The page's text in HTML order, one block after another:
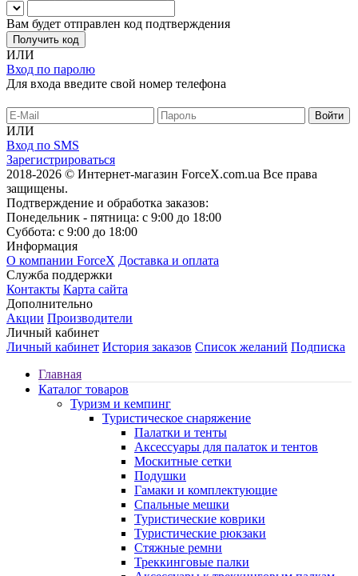
Вам будет отправлен код подтверждения
Получить код
ИЛИ
Вход по паролю
Для входа введите свой номер телефона
ИЛИ
Вход по SMS
Зарегистрироваться
2018-2026 © Интернет-магазин ForceX.com.ua Все права
защищены.
Подтверждение и обработка заказов:
Понедельник - пятница: с 9:00 до 18:00
Суббота: с 9:00 до 18:00
Информация
О компании ForceX Доставка и оплата
Служба поддержки
Контакты Карта сайта
Дополнительно
Акции Производители
Личный кабинет
Личный кабинет История заказов Список желаний Подписка
Главная
Каталог товаров
Туризм и кемпинг
Туристическое снаряжение
Палатки и тенты
Аксессуары для палаток и тентов
Москитные сетки
Подушки
Гамаки и комплектующие
Спальные мешки
Туристические коврики
Туристические рюкзаки
Стяжные ремни
Треккинговые палки